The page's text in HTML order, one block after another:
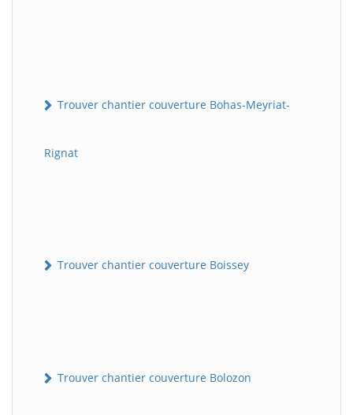
Trouver chantier couverture Bohas-Meyriat-
Rignat
Trouver chantier couverture Boissey
Trouver chantier couverture Bolozon